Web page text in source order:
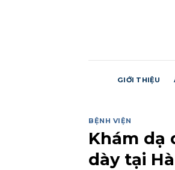
GIỚI THIỆU
BỆNH VIỆN
Khám dạ
dày tại